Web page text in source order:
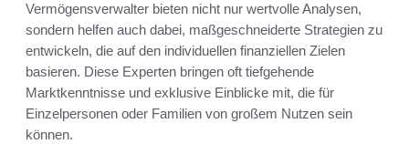
Vermögensverwalter bieten nicht nur wertvolle Analysen,
sondern helfen auch dabei, maßgeschneiderte Strategien zu
entwickeln, die auf den individuellen finanziellen Zielen
basieren. Diese Experten bringen oft tiefgehende
Marktkenntnisse und exklusive Einblicke mit, die für
Einzelpersonen oder Familien von großem Nutzen sein
können.